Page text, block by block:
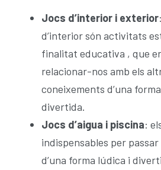
Jocs d’interior i exterior
d’interior són activitats
finalitat educativa , que
relacionar-nos amb els
coneixements d’una
divertida.
Jocs d’aigua i piscina:
indispensables per passar
d’una forma lúdica i